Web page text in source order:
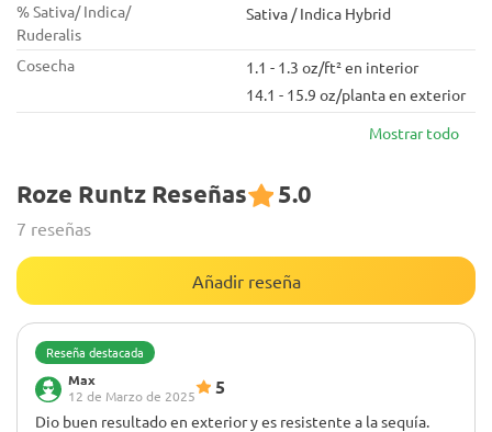
% Sativa/ Indica/
Ruderalis
Sativa / Indica Hybrid
Cosecha
1.1 - 1.3 oz/ft² en interior
14.1 - 15.9 oz/planta en exterior
Mostrar todo
Roze Runtz Reseñas 5.0
7 reseñas
Añadir reseña
Reseña destacada
Max
12 de Marzo de 2025
5
Dio buen resultado en exterior y es resistente a la sequía.